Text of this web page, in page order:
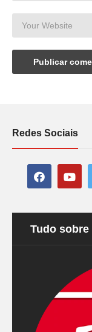
Redes Sociais
Tudo